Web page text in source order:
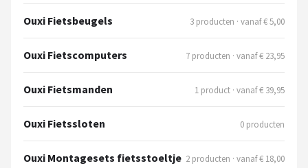
Voltano
Shimano
Cortina
Alle merken →
Ouxi Fietsbeugels 3 producten · vanaf € 5,00
Ouxi Fietscomputers 7 producten · vanaf € 23,95
Ouxi Fietsmanden 1 product · vanaf € 39,95
Ouxi Fietssloten 0 producten
Ouxi Montagesets fietsstoeltje 2 producten · vanaf € 18,00